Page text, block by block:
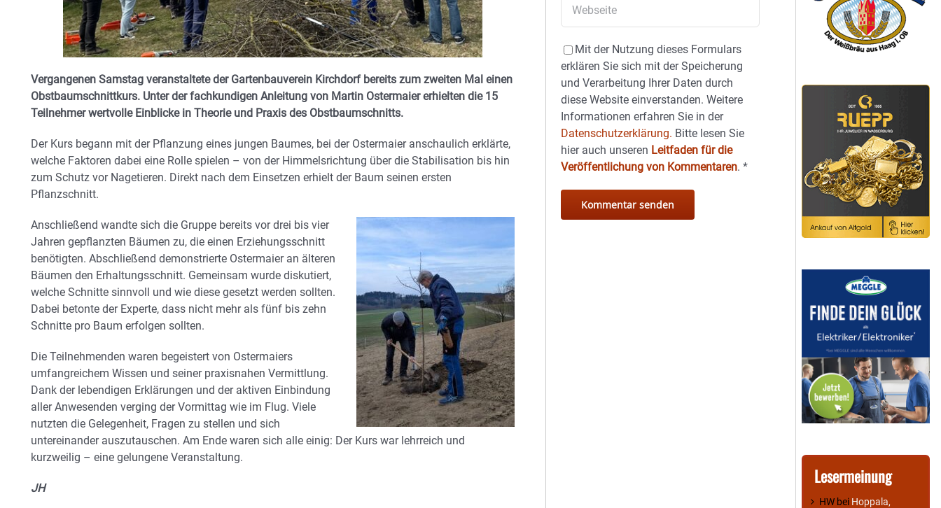
Vergangenen Samstag veranstaltete der Gartenbauverein Kirchdorf bereits zum zweiten Mal einen
Obstbaumschnittkurs. Unter der fachkundigen Anleitung von Martin Ostermaier erhielten die 15
Teilnehmer wertvolle Einblicke in Theorie und Praxis des Obstbaumschnitts.
Der Kurs begann mit der Pflanzung eines jungen Baumes, bei der Ostermaier anschaulich erklärte,
welche Faktoren dabei eine Rolle spielen – von der Himmelsrichtung über die Stabilisation bis hin
zum Schutz vor Nagetieren. Direkt nach dem Einsetzen erhielt der Baum seinen ersten
Pflanzschnitt.
Anschließend wandte sich die Gruppe bereits vor drei bis vier
Jahren gepflanzten Bäumen zu, die einen Erziehungsschnitt
benötigten. Abschließend demonstrierte Ostermaier an älteren
Bäumen den Erhaltungsschnitt. Gemeinsam wurde diskutiert,
welche Schnitte sinnvoll und wie diese gesetzt werden sollten.
Dabei betonte der Experte, dass nicht mehr als fünf bis zehn
Schnitte pro Baum erfolgen sollten.
Die Teilnehmenden waren begeistert von Ostermaiers
umfangreichem Wissen und seiner praxisnahen Vermittlung.
Dank der lebendigen Erklärungen und der aktiven Einbindung
aller Anwesenden verging der Vormittag wie im Flug. Viele
nutzten die Gelegenheit, Fragen zu stellen und sich
untereinander auszutauschen. Am Ende waren sich alle einig: Der Kurs war lehrreich und
kurzweilig – eine gelungene Veranstaltung.
JH
Mit der Nutzung dieses Formulars
erklären Sie sich mit der Speicherung
und Verarbeitung Ihrer Daten durch
diese Website einverstanden. Weitere
Informationen erfahren Sie in der
Datenschutzerklärung. Bitte lesen Sie
hier auch unseren Leitfaden für die
Veröffentlichung von Kommentaren.*
Lesermeinung
HW bei Hoppala,